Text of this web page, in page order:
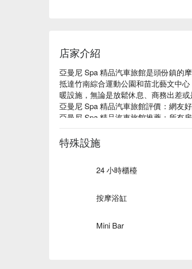
店家介紹
亞曼尼 Spa 精品汽車旅館是頭份鎮的
抵達竹南綜合運動公園和苗北藝文中
暖設施，無論是放鬆休息、商務出差或
亞曼尼 Spa 精品汽車旅館評價：網友
亞曼尼 Spa 精品汽車旅館推薦：所有
水道及麻將等，為您提供完美的住宿體
亞曼尼 Spa 精品汽車旅館優惠、亞曼
館休息方案立刻查看⬇︎
特殊設施
24 小時櫃檯
按摩浴缸
Mini Bar